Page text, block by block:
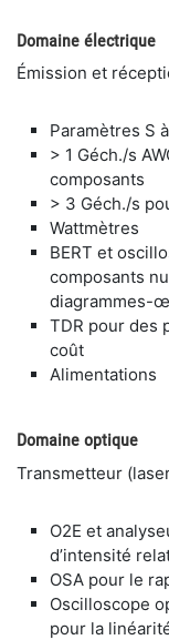
Domaine électrique
Émission et
Paramètres S
> 1 Géch./s
composants
> 3 Géch./s
Wattmètres
BERT et
composants
diagrammes-
TDR pour des
coût
Alimentations
Domaine optique
Transmetteur
O2E et
d’intensité
OSA pour le
Oscilloscope
pour la